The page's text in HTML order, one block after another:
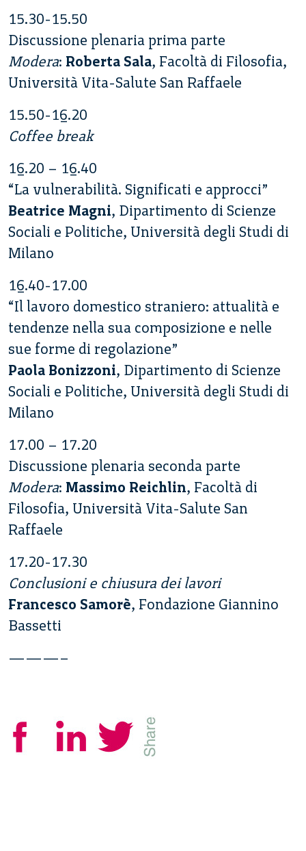
15.30-15.50
Discussione plenaria prima parte
Modera: Roberta Sala, Facoltà di Filosofia,
Università Vita-Salute San Raffaele
15.50-16.20
Coffee break
16.20 – 16.40
“La vulnerabilità. Significati e approcci”
Beatrice Magni, Dipartimento di Scienze
Sociali e Politiche, Università degli Studi di
Milano
16.40-17.00
“Il lavoro domestico straniero: attualità e
tendenze nella sua composizione e nelle
sue forme di regolazione”
Paola Bonizzoni, Dipartimento di Scienze
Sociali e Politiche, Università degli Studi di
Milano
17.00 – 17.20
Discussione plenaria seconda parte
Modera: Massimo Reichlin, Facoltà di
Filosofia, Università Vita-Salute San
Raffaele
17.20-17.30
Conclusioni e chiusura dei lavori
Francesco Samorè, Fondazione Giannino
Bassetti
———–